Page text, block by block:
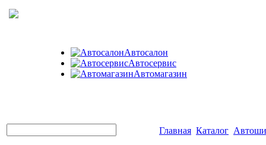
Автосалон
Автосервис
Автомагазин
Главная Каталог